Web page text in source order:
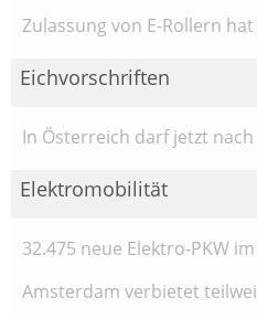
Zulassung von E-Rollern
Eichvorschriften
In Österreich darf jetzt
Elektromobilität
32.475 neue Elektro-PKW
Amsterdam verbietet